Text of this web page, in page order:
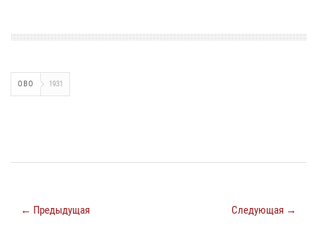
ОВО 1931
← Предыдущая Следующая →